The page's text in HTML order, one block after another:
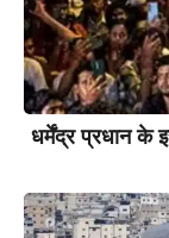
धर्मेंद्र प्रधान के